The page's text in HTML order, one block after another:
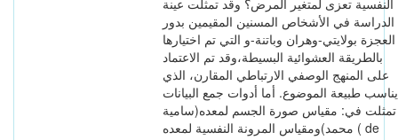
النفسية تعزى لمتغير المرض؟ وقد تمثلت عينة
الدراسة في الأشخاص المسنين المقيمين بدور
العجزة بولايتي-وهران وباتنة-و التي تم اختيارها
بالطريقة العشوائية البسيطة،وقد تم الاعتماد
على المنهج الوصفي الارتباطي المقارن، الذي
يناسب طبيعة الموضوع. أما أدوات جمع البيانات
تمثلت في: مقياس صورة الجسم لمعده(سامية
محمد)ومقياس المرونة النفسية لمعده ( de